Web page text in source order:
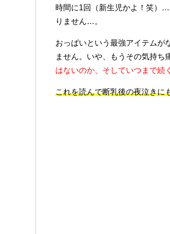
時間に1回（新生児かよ！笑）
りません…。
おっぱいという最強アイテムが
ません。いや、もうその気持ち
はないのか、そしていつまで続
これを読んで断乳後の夜泣きに